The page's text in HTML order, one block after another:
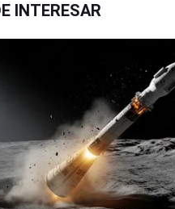
INTERESAR